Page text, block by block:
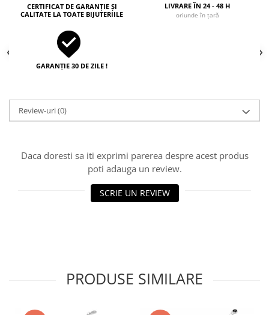
CERTIFICAT DE GARANȚIE ȘI
CALITATE LA TOATE BIJUTERIILE
LIVRARE ÎN 24 - 48 H
oriunde în țară
GARANȚIE 30 DE ZILE !
Review-uri(0)
Daca doresti sa iti exprimi parerea despre acest produs
poti adauga un review.
SCRIE UN REVIEW
PRODUSE SIMILARE